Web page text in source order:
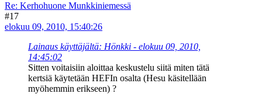
Re: Kerhohuone Munkkiniemessä
#17
elokuu 09, 2010, 15:40:26
Lainaus käyttäjältä: Hönkki - elokuu 09, 2010,
14:45:02
Sitten voitaisiin aloittaa keskustelu siitä miten tätä
kertsiä käytetään HEFIn osalta (Hesu käsitellään
myöhemmin erikseen) ?